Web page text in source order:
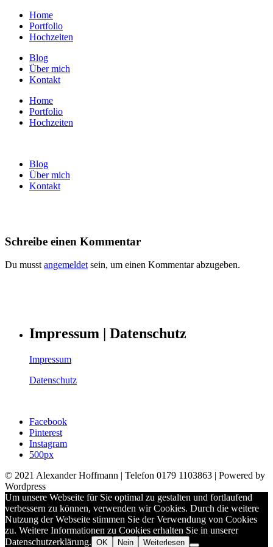
Home
Portfolio
Hochzeiten
Blog
Über mich
Kontakt
Home
Portfolio
Hochzeiten
Blog
Über mich
Kontakt
Schreibe einen Kommentar
Du musstangemeldetsein, um einen Kommentar abzugeben.
Impressum | Datenschutz
Impressum
Datenschutz
Facebook
Pinterest
Instagram
500px
© 2021 Alexander Hoffmann | Telefon 0179 1103863 | Powered by
Wordpress
Um unsere Webseite für Sie optimal zu gestalten und fortlaufend
verbessern zu können, verwenden wir Cookies. Durch die weitere
Nutzung der Webseite stimmen Sie der Verwendung von Cookies
zu. Weitere Informationen zu Cookies erhalten Sie in unserer
Datenschutzerklärung. OK Nein Weiterlesen